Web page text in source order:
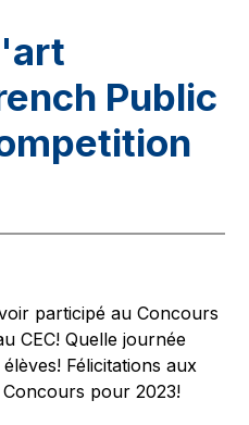
Public
participé au Concours
CEC! Quelle journée
Félicitations aux
pour 2023!